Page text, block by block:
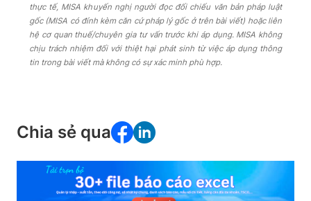
thực tế, MISA khuyến nghị người đọc đối chiếu văn bản pháp luật
gốc (MISA có đính kèm căn cứ pháp lý gốc ở trên bài viết) hoặc liên
hệ cơ quan thuế/chuyên gia tư vấn trước khi áp dụng. MISA không
chịu trách nhiệm đối với thiệt hại phát sinh từ việc áp dụng thông
tin trong bài viết mà không có sự xác minh phù hợp.
Chia sẻ qua